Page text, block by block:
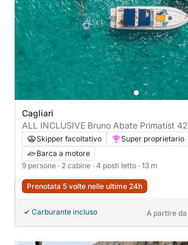
Cagliari
ALL INCLUSIVE Bruno Abate Primatist 42
Skipper facoltativo
Super proprietario
Barca a motore
9 persone · 2 cabine · 4 posti letto · 13 m
Prenotata 5 volte nelle ultime 24h
Carburante incluso A partire da